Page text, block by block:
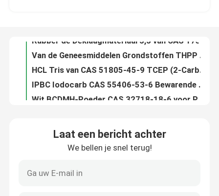
Kwaliteitscontrole
Contacteer ons
Verzoek om een Citaat
Laat een bericht achter
We bellen je snel terug!